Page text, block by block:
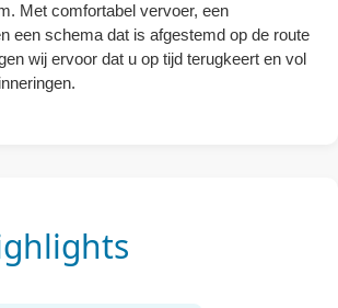
Met comfortabel vervoer, een
een schema dat is afgestemd op de route
wij ervoor dat u op tijd terugkeert en vol